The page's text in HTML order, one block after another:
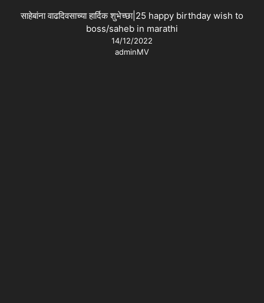
साहेबांना वाढदिवसाच्या हार्दिक शुभेच्छा|25 happy birthday wish to
boss/saheb in marathi
14/12/2022
adminMV